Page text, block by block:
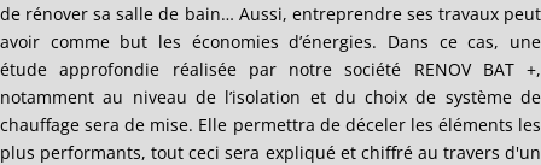
de rénover sa salle de bain… Aussi, entreprendre ses travaux peut
avoir comme but les économies d’énergies. Dans ce cas, une
étude approfondie réalisée par notre société RENOV BAT +,
notamment au niveau de l’isolation et du choix de système de
chauffage sera de mise. Elle permettra de déceler les éléments les
plus performants, tout ceci sera expliqué et chiffré au travers d'un